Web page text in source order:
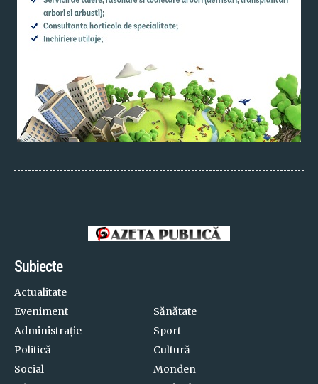
Subiecte
Actualitate
Eveniment
Administrație
Politică
Social
Sănătate
Sport
Cultură
Monden